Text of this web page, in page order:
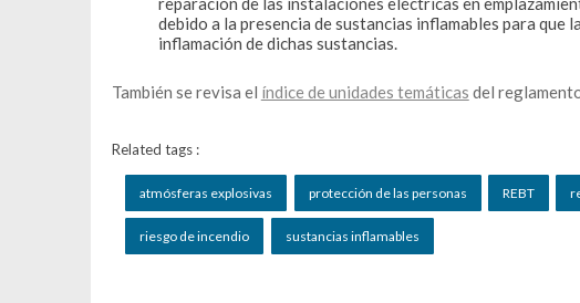
debido a la presencia de sustancias inflamables para que
inflamación de dichas sustancias.
También se revisa el índice de unidades temáticas del
Related tags :
atmósferas explosivas protección de las personas REBT
riesgo de incendio sustancias inflamables